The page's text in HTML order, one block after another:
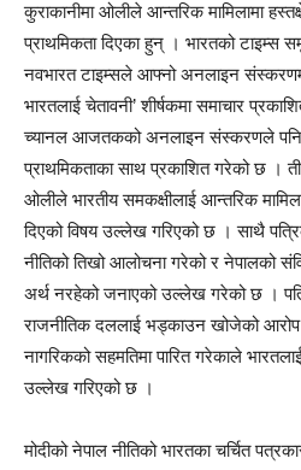
कुराकानीमा ओलीले आन्तरिक मामिलामा
प्राथमिकता दिएका हुन् । भारतको टाइम्स
नवभारत टाइम्सले आफ्नो अनलाइन संस्करणमा
भारतलाई चेतावनी’ शीर्षकमा समाचार
च्यानल आजतकको अनलाइन संस्करणले पनि
प्राथमिकताका साथ प्रकाशित गरेको छ । ती
ओलीले भारतीय समकक्षीलाई आन्तरिक
दिएको विषय उल्लेख गरिएको छ । साथै
नीतिको तिखो आलोचना गरेको र नेपालको
अर्थ नरहेको जनाएको उल्लेख गरेको छ ।
राजनीतिक दललाई भड्काउन खोजेको
नागरिकको सहमतिमा पारित गरेकाले
उल्लेख गरिएको छ ।
मोदीको नेपाल नीतिको भारतका चर्चित